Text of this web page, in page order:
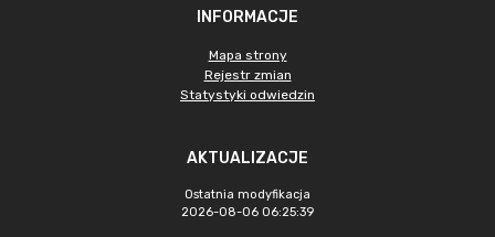
INFORMACJE
Mapa strony
Rejestr zmian
Statystyki odwiedzin
AKTUALIZACJE
Ostatnia modyfikacja
2026-08-06 06:25:39